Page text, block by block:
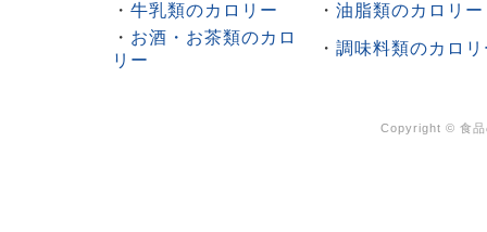
・ 牛乳類のカロリー ・ 油脂類のカロリー
・ お酒・お茶類のカロ
リー
・ 調味料類のカロリ
Copyright © 食